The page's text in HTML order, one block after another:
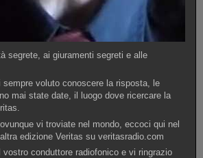
segrete, ai giuramenti segreti e alle
sempre voluto conoscere la risposta, le
mai state date, il luogo dove ricercare la
vi troviate nel mondo, eccoci qui nel
edizione Veritas su veritasradio.com
vostro conduttore radiofonico e vi ringrazio